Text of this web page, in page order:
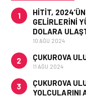
1
HITIT,
GELIRLERINI
DOLARA
10 AĞU 2024
2 ÇUKUROVA
11 AĞU 2024
3
ÇUKUROVA
YOLCULARINI